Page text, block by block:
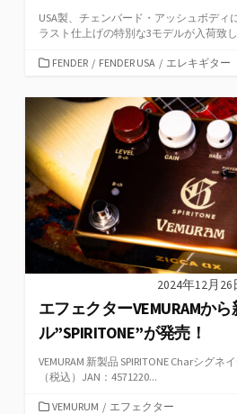
USA製、チェンバード・アッシュボディ
ラスト仕上げの特別な3モデルが入荷致
カ
ゴ
リ
ー
FENDER / FENDER USA / エレキギター
2024年12月26
エフェクターVEMURAMか
ル”SPIRITONE”が発売！
VEMURAM 新製品 SPIRITONE Charシグ
（税込）JAN：4571220...
カVEMURUM / エフェクター